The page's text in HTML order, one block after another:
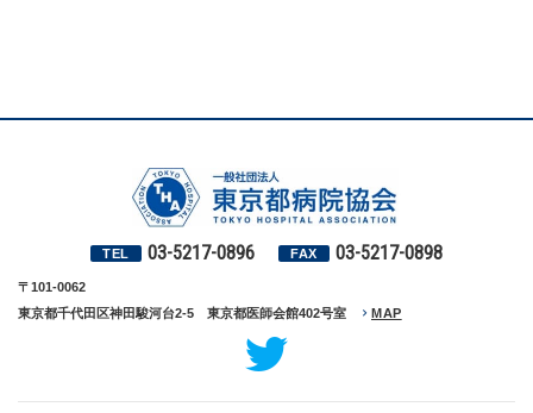
TEL 03-5217-0896 FAX 03-5217-0898
〒101-0062
東京都千代田区神田駿河台2-5 東京都医師会館402号室
MAP